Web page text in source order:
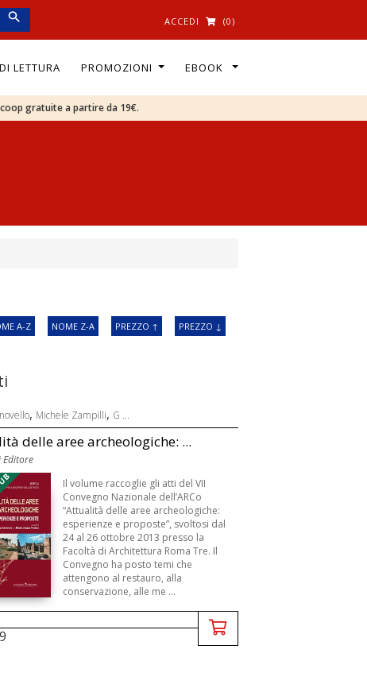
ACCEDI (0)
LETTURA PROMOZIONI EBOOK
gratuite a partire da 19€.
A-Z NOME Z-A PREZZO ↑ PREZZO ↓
, Michele Zampilli, G ...
delle aree archeologiche: ...
Editore
Il volume raccoglie gli atti del VII
Convegno Nazionale dell’ARCo
“Attualità delle aree archeologiche:
esperienze e proposte”, svoltosi dal
24 al 26 ottobre 2013 presso la
Facoltà di Architettura Roma Tre. Il
Convegno ha posto temi che
attengono al restauro, alla
conservazione, alle me ...